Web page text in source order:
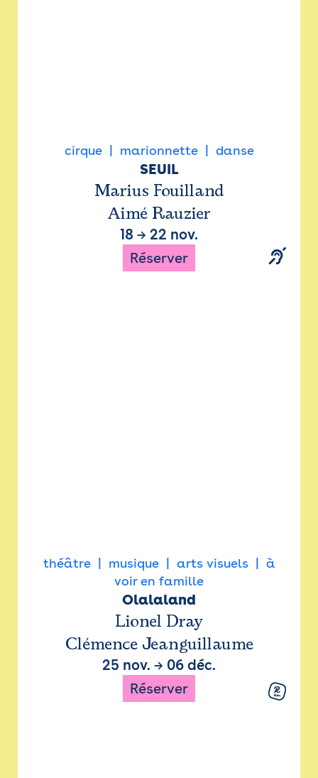
cirque marionnette danse
SEUIL
Marius Fouilland
Aimé Rauzier
18 → 22 nov.
Réserver
théâtre musique arts visuels
à
voir en famille
Olalaland
Lionel Dray
Clémence Jeanguillaume
25 nov. → 06 déc.
Réserver